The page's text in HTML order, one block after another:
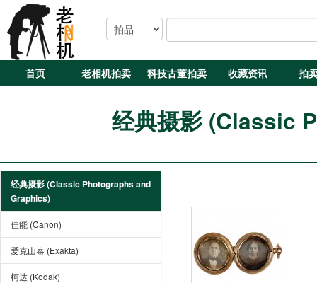
首页 老相机拍卖 科技古董拍卖 收藏资讯 拍
经典摄影 (Classic
经典摄影 (Classic Photographs and
Graphics)
佳能 (Canon)
爱克山泰 (Exakta)
柯达 (Kodak)